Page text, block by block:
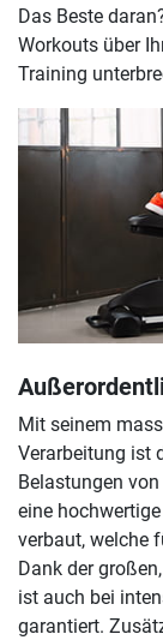
Das Beste
Workouts über
Training
Mit seinem
Verarbeitung ist
Belastungen
eine
verbaut, welche
Dank der
ist auch bei
garantiert.